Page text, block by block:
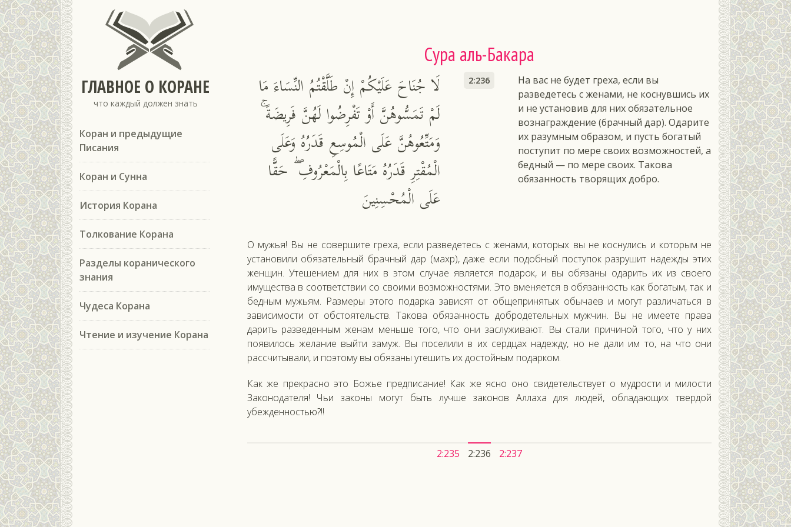
ГЛАВНОЕ О КОРАНЕ
что каждый должен знать
Коран и предыдущие
Писания
Коран и Сунна
История Корана
Толкование Корана
Разделы коранического
знания
Чудеса Корана
Чтение и изучение Корана
Сура аль-Бакара
لَا جُنَاحَ عَلَيْكُمْ إِنْ طَلَّقْتُمُ النِّسَاءَ مَا
لَمْ تَمَسُّوهُنَّ أَوْ تَفْرِضُوا لَهُنَّ فَرِيضَةً ۚ
وَمَتِّعُوهُنَّ عَلَى الْمُوسِعِ قَدَرُهُ وَعَلَى
الْمُقْتِرِ قَدَرُهُ مَتَاعًا بِالْمَعْرُوفِ ۖ حَقًّا
عَلَى الْمُحْسِنِينَ
2:236
На вас не будет греха, если вы
разведетесь с женами, не коснувшись их
и не установив для них обязательное
вознаграждение (брачный дар). Одарите
их разумным образом, и пусть богатый
поступит по мере своих возможностей, а
бедный — по мере своих. Такова
обязанность творящих добро.
О мужья! Вы не совершите греха, если разведетесь с женами, которых вы не коснулись и которым не
установили обязательный брачный дар (махр), даже если подобный поступок разрушит надежды этих
женщин. Утешением для них в этом случае является подарок, и вы обязаны одарить их из своего
имущества в соответствии со своими возможностями. Это вменяется в обязанность как богатым, так и
бедным мужьям. Размеры этого подарка зависят от общепринятых обычаев и могут различаться в
зависимости от обстоятельств. Такова обязанность добродетельных мужчин. Вы не имеете права
дарить разведенным женам меньше того, что они заслуживают. Вы стали причиной того, что у них
появилось желание выйти замуж. Вы поселили в их сердцах надежду, но не дали им то, на что они
рассчитывали, и поэтому вы обязаны утешить их достойным подарком.
Как же прекрасно это Божье предписание! Как же ясно оно свидетельствует о мудрости и милости
Законодателя! Чьи законы могут быть лучше законов Аллаха для людей, обладающих твердой
убежденностью?!!
2:235 2:236 2:237